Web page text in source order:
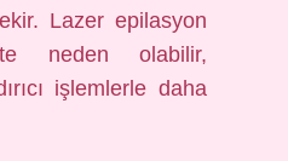
Lazer epilasyon
neden olabilir,
işlemlerle daha